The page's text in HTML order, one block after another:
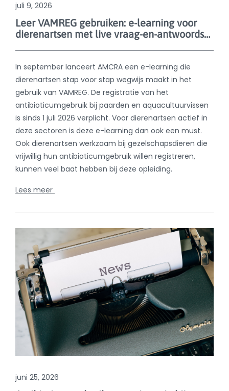
is sinds 1 juli 2026 verplicht. Voor dierenartsen actief in
deze sectoren is deze e-learning dan ook een must.
Ook dierenartsen werkzaam bij gezelschapsdieren die
vrijwillig hun antibioticumgebruik willen registreren,
kunnen veel baat hebben bij deze opleiding.
Lees meer
juni 25, 2026
Antibioticumgebruik en -resistentie bij
dieren: resultaten van 2025
Verschillende indicatoren tonen de positieve evolutie
aan van het antibioticumgebruik en -resistentie bij
dieren in België in 2025. De resultaten, de
worden besproken tijdens de studiedag die vandaag